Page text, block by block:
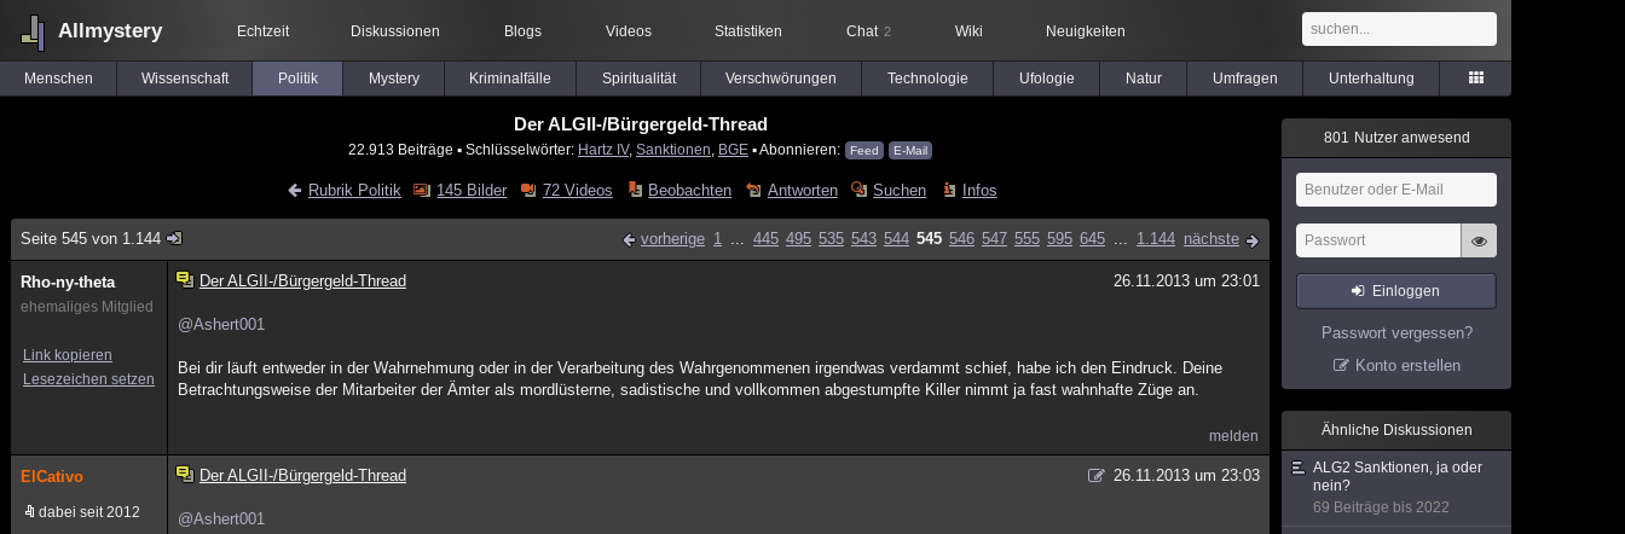
Allmystery Echtzeit Diskussionen Blogs Videos Statistiken Chat 2 Wiki Neuigkeiten
Menschen Wissenschaft Politik Mystery Kriminalfälle Spiritualität Verschwörungen Technologie Ufologie Natur Umfragen Unterhaltung
Der ALGII-/Bürgergeld-Thread
22.913 Beiträge ▪ Schlüsselwörter: Hartz IV, Sanktionen BGE ▪ Abonnieren: Feed E-Mail
Rubrik Politik 145 Bilder 72 Videos Beobachten Antworten Suchen Infos
Seite 545 von 1.144 vorherige 1 ... 445 495 535 543 544 545 546 547 555 595 645 ... 1.144 nächste
Rho-ny-theta
ehemaliges Mitglied
Link kopieren
Lesezeichen setzen
Der ALGII-/Bürgergeld-Thread 26.11.2013 um 23:01
@Ashert001
Bei dir läuft entweder in der Wahrnehmung oder in der Verarbeitung des Wahrgenommenen irgendwas verdammt schief, habe ich den Eindruck. Deine
Betrachtungsweise der Mitarbeiter der Ämter als mordlüsterne, sadistische und vollkommen abgestumpfte Killer nimmt ja fast wahnhafte Züge an.
melden
ElCativo
dabei seit 2012
Der ALGII-/Bürgergeld-Thread 26.11.2013 um 23:03
@Ashert001
801 Nutzer anwesend
Einloggen
Passwort vergessen?
Konto erstellen
Ähnliche Diskussionen
ALG2 Sanktionen, ja oder
nein?
69 Beiträge bis 2022